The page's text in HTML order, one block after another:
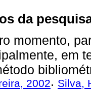
da
momento,
em
2002
Silva,